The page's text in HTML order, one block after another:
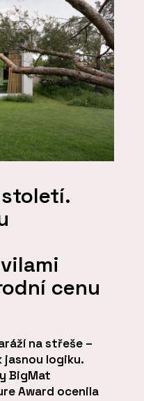
století.
cenu
na střeše –
jasnou logiku.
BigMat
Award ocenila